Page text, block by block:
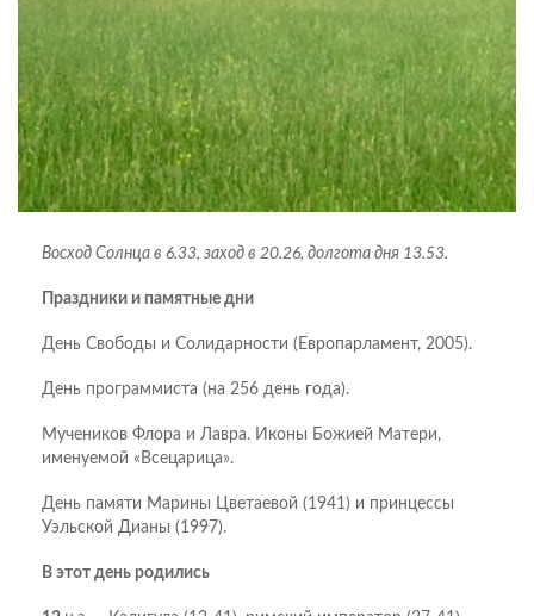
Восход Солнца в 6.33, заход в 20.26, долгота дня 13.53.
Праздники и памятные дни
День Свободы и Солидарности (Европарламент, 2005).
День программиста (на 256 день года).
Мучеников Флора и Лавра. Иконы Божией Матери,
именуемой «Всецарица».
День памяти Марины Цветаевой (1941) и принцессы
Уэльской Дианы (1997).
В этот день родились